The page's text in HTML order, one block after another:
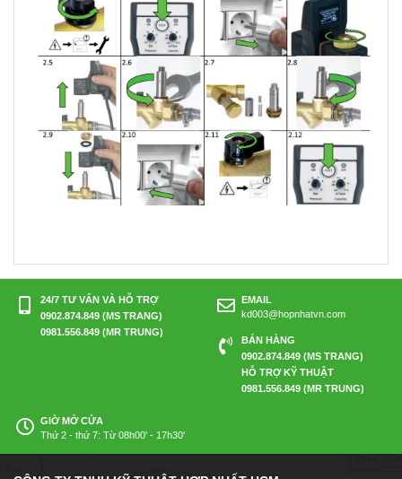
24/7 TƯ VẤN VÀ HỖ TRỢ
0902.874.849 (MS TRANG)
0981.556.849 (MR TRUNG)
EMAIL
kd003@hopnhatvn.com
BÁN HÀNG
0902.874.849 (MS TRANG)
HỖ TRỢ KỸ THUẬT
0981.556.849 (MR TRUNG)
GIỜ MỞ CỬA
Thứ 2 - thứ 7: Từ 08h00' - 17h30'